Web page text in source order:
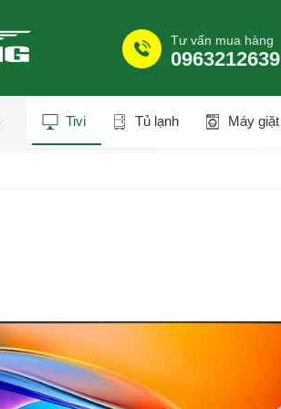
Tư vấn mua hàng
0963212639
Tivi Tủ lạnh Máy giặt